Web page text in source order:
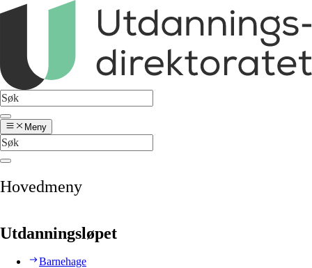
Meny
Hovedmeny
Utdanningsløpet
Barnehage